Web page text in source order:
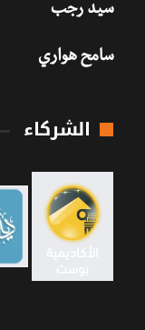
سيد رجب
سامح هواري
الشركاء